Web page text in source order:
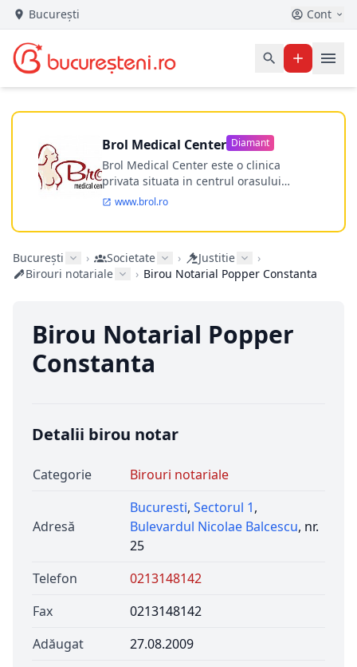
București Cont
Brol Medical Center Diamant
Brol Medical Center este o clinica
privata situata in centrul orasului
Timisoara avand o experienta de
Incepand din anul 2009 clinica isi
ultramodern.
www.brol.ro
București › Societate › Justitie
›
Birouri notariale
› Birou Notarial Popper Constanta
Birou Notarial Popper
Constanta
Detalii birou notar
Categorie Birouri notariale
Adresă
Bucuresti, Sectorul 1,
Bulevardul Nicolae Balcescu, nr.
25
Telefon
0213148142
Fax
0213148142
Adăugat
27.08.2009